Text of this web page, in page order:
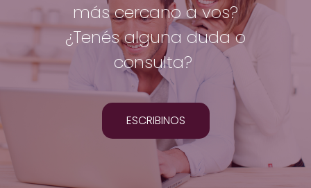
más cercano a vos?
¿Tenés alguna duda o
consulta?
ESCRIBINOS